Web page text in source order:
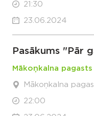
21:30
23.06.2024
Pasākums "Pār
Mākoņkalna pagasts
Mākoņkalna
22:00